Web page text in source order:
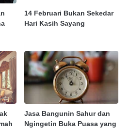
14 Februari Bukan Sekedar
Hari Kasih Sayang
Jasa Bangunin Sahur dan
Ngingetin Buka Puasa yang